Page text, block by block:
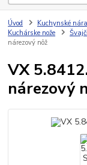
Úvod Kuchynské
Kuchárske nože
nárezový nôž
VX
nárezový